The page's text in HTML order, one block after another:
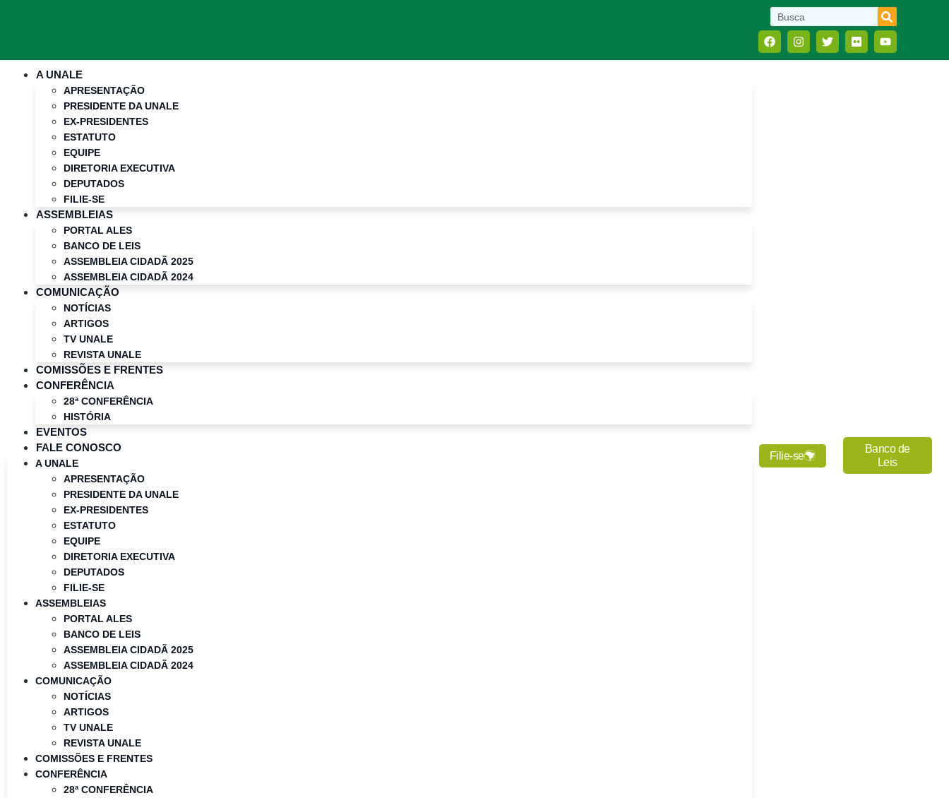
A UNALE
APRESENTAÇÃO
PRESIDENTE DA UNALE
EX-PRESIDENTES
ESTATUTO
EQUIPE
DIRETORIA EXECUTIVA
DEPUTADOS
FILIE-SE
ASSEMBLEIAS
PORTAL ALES
BANCO DE LEIS
ASSEMBLEIA CIDADÃ 2025
ASSEMBLEIA CIDADÃ 2024
COMUNICAÇÃO
NOTÍCIAS
ARTIGOS
TV UNALE
REVISTA UNALE
COMISSÕES E FRENTES
CONFERÊNCIA
28ª CONFERÊNCIA
HISTÓRIA
EVENTOS
FALE CONOSCO
A UNALE
APRESENTAÇÃO
PRESIDENTE DA UNALE
EX-PRESIDENTES
ESTATUTO
EQUIPE
DIRETORIA EXECUTIVA
DEPUTADOS
FILIE-SE
ASSEMBLEIAS
PORTAL ALES
BANCO DE LEIS
ASSEMBLEIA CIDADÃ 2025
ASSEMBLEIA CIDADÃ 2024
COMUNICAÇÃO
NOTÍCIAS
ARTIGOS
TV UNALE
REVISTA UNALE
COMISSÕES E FRENTES
CONFERÊNCIA
28ª CONFERÊNCIA
Filie-se
Banco de
Leis